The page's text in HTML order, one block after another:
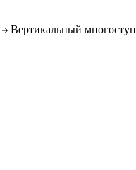
Вертикальный